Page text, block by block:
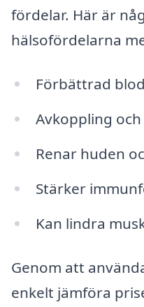
fördelar. Här är
hälsofördelarna
Förbättrad
Avkoppling
Renar huden
Stärker
Kan lindra
Genom att
enkelt jämföra